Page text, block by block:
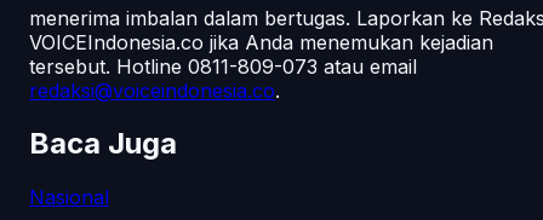
menerima imbalan dalam bertugas. Laporkan ke
VOICEIndonesia.co jika Anda menemukan kejadian
tersebut. Hotline 0811-809-073 atau email
redaksi@voiceindonesia.co.
Baca Juga
Nasional